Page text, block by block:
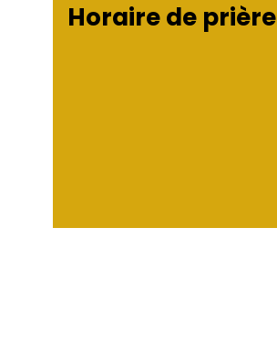
Horaire de prière